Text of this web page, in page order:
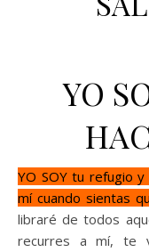
YO
YO SOY tu refugio y en mí puedes confiar siempre. Ven a
mí cuando sientas
libraré de todos
recurres a mí, te